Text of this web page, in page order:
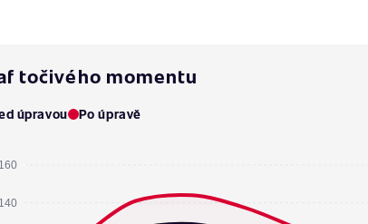
točivého momentu
úpravou Po úpravě
160
140